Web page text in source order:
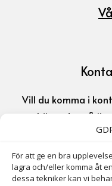
För att ge en bra
lagra och/eller komma åt
dessa tekniker kan vi
Vill du komma i
här nedan så
